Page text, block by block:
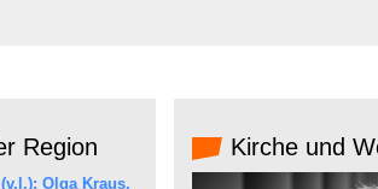
Region Kirche und